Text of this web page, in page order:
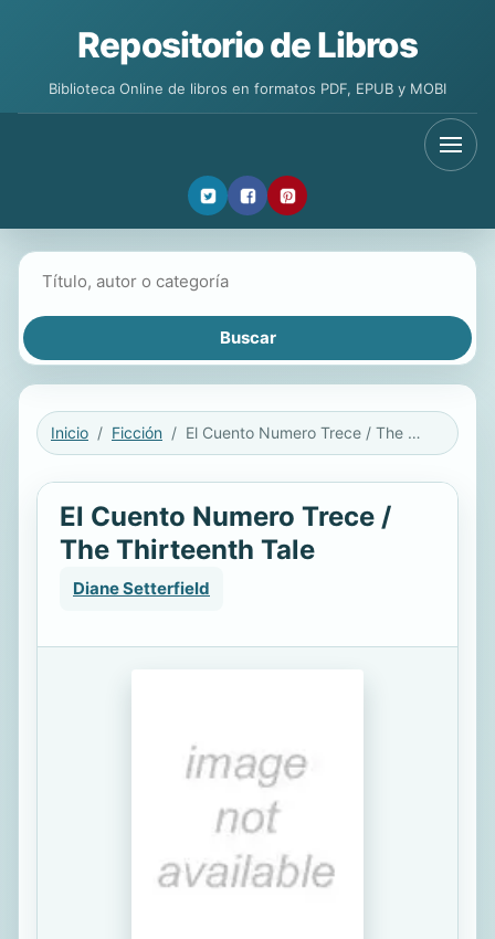
Repositorio de Libros
Biblioteca Online de libros en formatos PDF, EPUB y MOBI
Inicio Ficción El Cuento Numero Trece / The Thirteenth Tale
El Cuento Numero Trece /
The Thirteenth Tale
Diane Setterfield